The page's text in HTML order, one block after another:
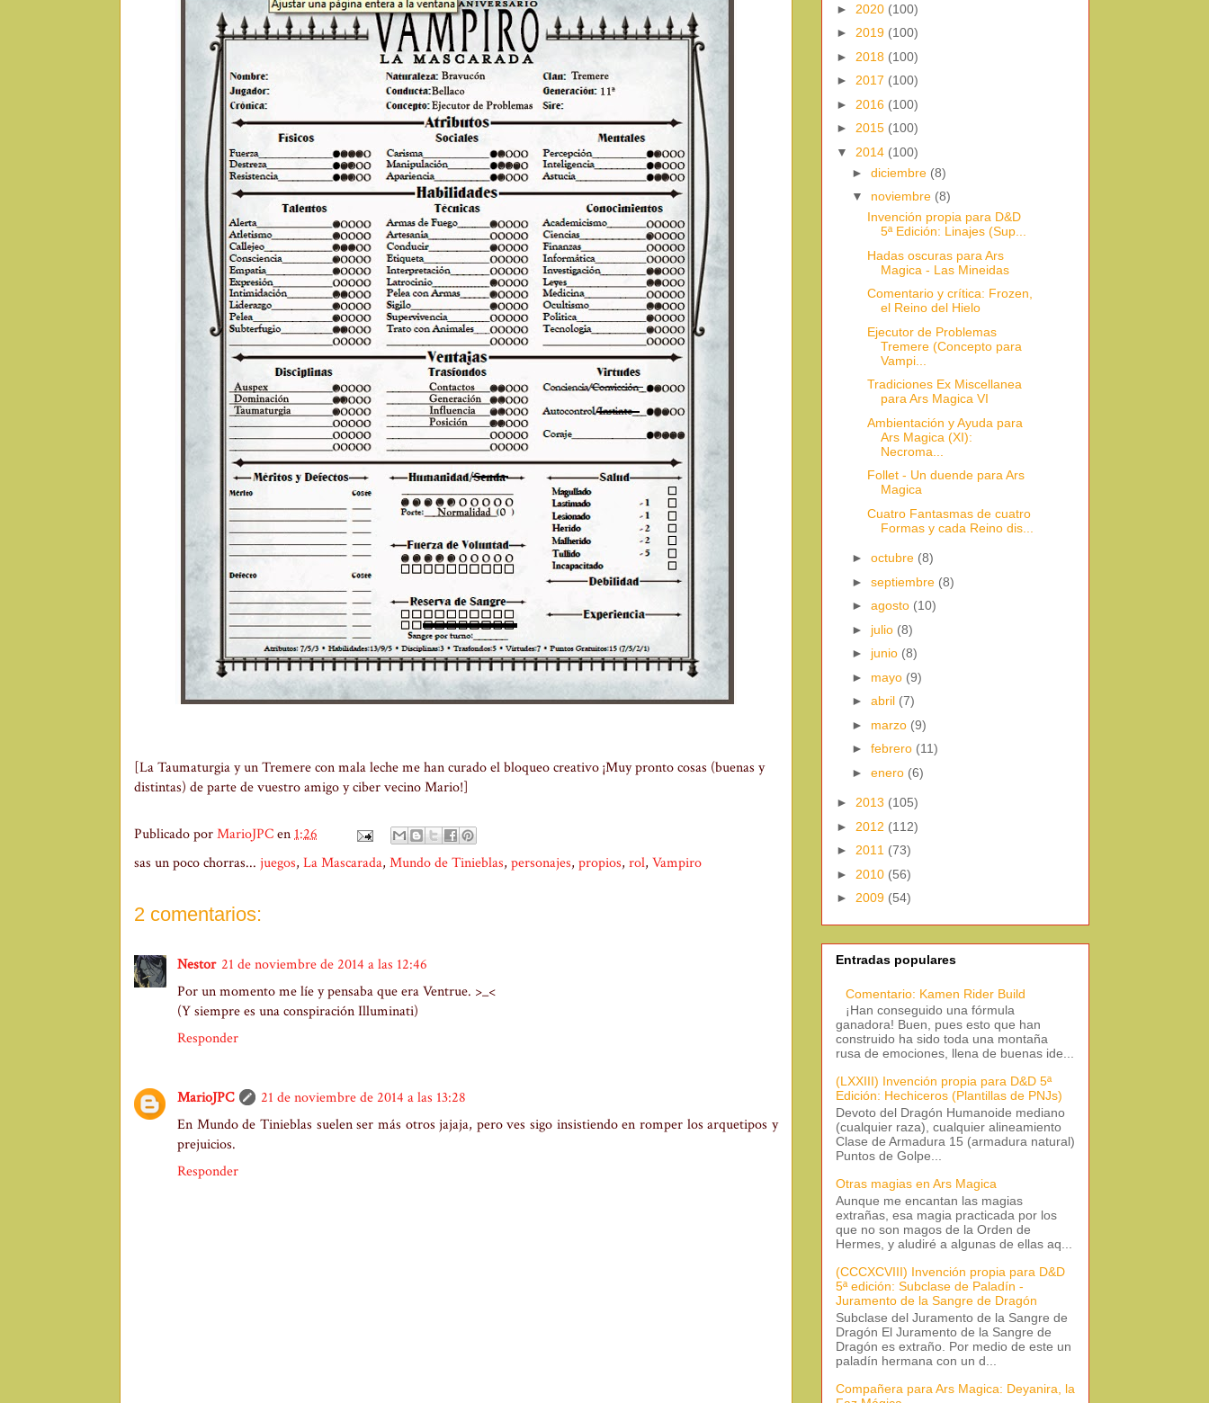
[La Taumaturgia y un Tremere con mala leche me han curado el bloqueo creativo ¡Muy pronto cosas (buenas y
distintas) de parte de vuestro amigo y ciber vecino Mario!]
Publicado porMarioJPCen1:26
sas un poco chorras... juegos, La Mascarada, Mundo de Tinieblas, personajes, propios, rol, Vampiro
2 comentarios:
Nestor 21 de noviembre de 2014 a las 12:46
Por un momento me líe y pensaba que era Ventrue. >_<
(Y siempre es una conspiración Illuminati)
Responder
MarioJPC
21 de noviembre de 2014 a las 13:28
En Mundo de Tinieblas suelen ser más otros jajaja, pero ves sigo insistiendo en romper los arquetipos y
prejuicios.
Responder
► 2020 (100)
► 2019 (100)
► 2018 (100)
► 2017 (100)
► 2016 (100)
► 2015 (100)
▼ 2014 (100)
► diciembre (8)
▼ noviembre (8)
Invención propia para D&D
5ª Edición: Linajes (Sup...
Hadas oscuras para Ars
Magica - Las Mineidas
Comentario y crítica: Frozen,
el Reino del Hielo
Ejecutor de Problemas
Tremere (Concepto para
Vampi...
Tradiciones Ex Miscellanea
para Ars Magica VI
Ambientación y Ayuda para
Ars Magica (XI):
Necroma...
Follet - Un duende para Ars
Magica
Cuatro Fantasmas de cuatro
Formas y cada Reino dis...
► octubre (8)
► septiembre (8)
► agosto (10)
► julio (8)
► junio (8)
► mayo (9)
► abril (7)
► marzo (9)
► febrero (11)
► enero (6)
► 2013 (105)
► 2012 (112)
► 2011 (73)
► 2010 (56)
► 2009 (54)
Entradas populares
Comentario: Kamen Rider Build
¡Han conseguido una fórmula
ganadora! Buen, pues esto que han
construido ha sido toda una montaña
rusa de emociones, llena de buenas ide...
(LXXIII) Invención propia para D&D 5ª
Edición: Hechiceros (Plantillas de PNJs)
Devoto del Dragón Humanoide mediano
(cualquier raza), cualquier alineamiento
Clase de Armadura 15 (armadura natural)
Puntos de Golpe...
Otras magias en Ars Magica
Aunque me encantan las magias
extrañas, esa magia practicada por los
que no son magos de la Orden de
Hermes, y aludiré a algunas de ellas aq...
(CCCXCVIII) Invención propia para D&D
5ª edición: Subclase de Paladín -
Juramento de la Sangre de Dragón
Subclase del Juramento de la Sangre de
Dragón El Juramento de la Sangre de
Dragón es extraño. Por medio de este un
paladín hermana con un d...
Compañera para Ars Magica: Deyanira, la